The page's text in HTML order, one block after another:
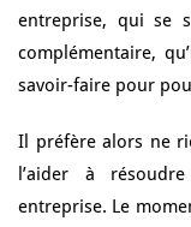
entreprise, qui se
complémentaire,
savoir-faire pour
Il préfère alors ne
l’aider à
entreprise. Le